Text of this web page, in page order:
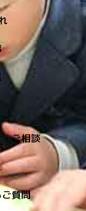
ご相談
質問